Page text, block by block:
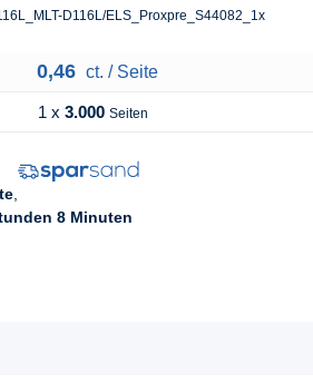
D116L/ELS_Proxpre_S44082_1x
0,46 ct. / Seite
1 x 3.000 Seiten
8 Minuten